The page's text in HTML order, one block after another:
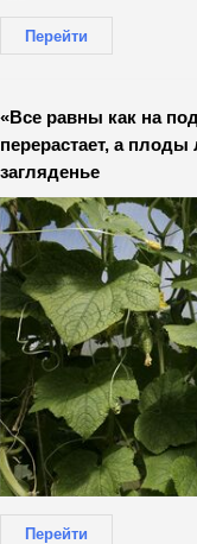
Перейти
«Все равны как на
перерастает, а
загляденье
Перейти